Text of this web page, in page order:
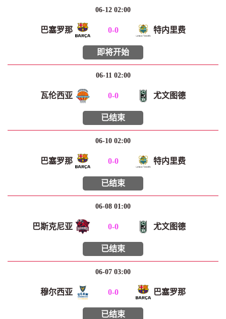
06-12 02:00
巴塞罗那 0-0 特内里费
即将开始
06-11 02:00
瓦伦西亚 0-0 尤文图德
已结束
06-10 02:00
巴塞罗那 0-0 特内里费
已结束
06-08 01:00
巴斯克尼亚 0-0 尤文图德
已结束
06-07 03:00
穆尔西亚 0-0 巴塞罗那
已结束